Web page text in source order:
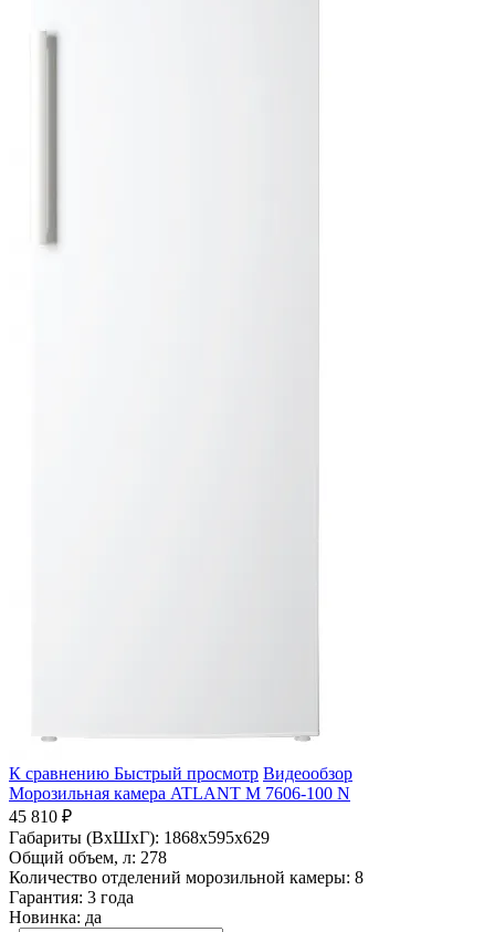
К сравнению Быстрый просмотр Видеообзор
Морозильная камера ATLANT М 7606-100 N
45 810 ₽
Габариты (ВхШхГ): 1868x595x629
Общий объем, л: 278
Количество отделений морозильной камеры: 8
Гарантия: 3 года
Новинка: да